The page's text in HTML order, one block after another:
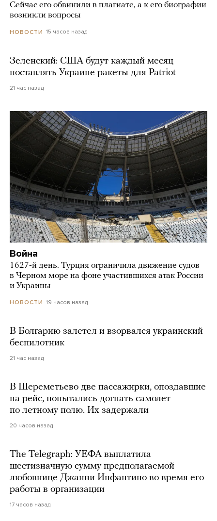
Сейчас его обвинили в плагиате, а к его биографии
возникли вопросы
НОВОСТИ 15 часов назад
Зеленский: США будут каждый месяц
поставлять Украине ракеты для Patriot
21 час назад
Война
1627-й день. Турция ограничила движение судов
в Черном море на фоне участившихся атак России
и Украины
НОВОСТИ 19 часов назад
В Болгарию залетел и взорвался украинский
беспилотник
21 час назад
В Шереметьево две пассажирки, опоздавшие
на рейс, попытались догнать самолет
по летному полю. Их задержали
20 часов назад
The Telegraph: УЕФА выплатила
шестизначную сумму предполагаемой
любовнице Джанни Инфантино во время его
работы в организации
17 часов назад